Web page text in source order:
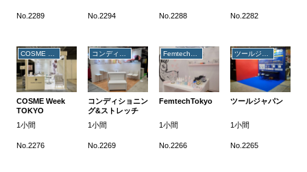
No.2289 No.2294 No.2288 No.2282
COSME Week
TOKYO
1小間
No.2276
コンディショニン
グ&ストレッチ
EXPO
1小間
No.2269
FemtechTokyo
1小間
No.2266
ツールジャパン
1小間
No.2265